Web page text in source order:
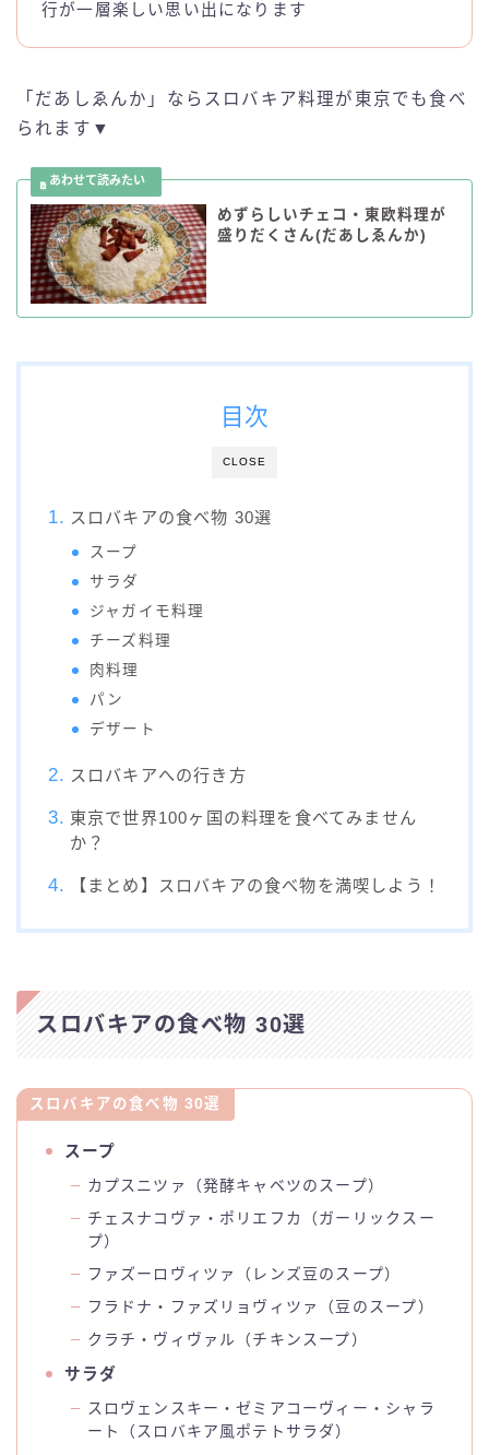
行が一層楽しい思い出になります
「だあしゑんか」ならスロバキア料理が東京でも食べ
られます▼
めずらしいチェコ・東欧料理が
盛りだくさん(だあしゑんか)
CLOSE
目次
スロバキアの食べ物 30選
スープ
サラダ
ジャガイモ料理
チーズ料理
肉料理
パン
デザート
スロバキアへの行き方
東京で世界100ヶ国の料理を食べてみません
か？
【まとめ】スロバキアの食べ物を満喫しよう！
スロバキアの食べ物 30選
スロバキアの食べ物 30選
スープ
カプスニツァ（発酵キャベツのスープ）
チェスナコヴァ・ポリエフカ（ガーリックスー
プ）
ファズーロヴィツァ（レンズ豆のスープ）
フラドナ・ファズリョヴィツァ（豆のスープ）
クラチ・ヴィヴァル（チキンスープ）
サラダ
スロヴェンスキー・ゼミアコーヴィー・シャラ
ート（スロバキア風ポテトサラダ）